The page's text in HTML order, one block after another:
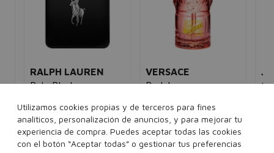
RALPH LAUREN
Polo Black
93,00€ 42,95€
125 ml
VERSACE
Red Jeans
42,00€ 13,95€
Utilizamos cookies propias y de terceros para fines
analíticos, personalización de anuncios, y para mejorar tu
experiencia de compra. Puedes aceptar todas las cookies
con el botón “Aceptar todas” o gestionar tus preferencias